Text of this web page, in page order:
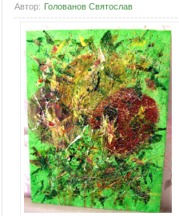
Автор: Голованов Святослав